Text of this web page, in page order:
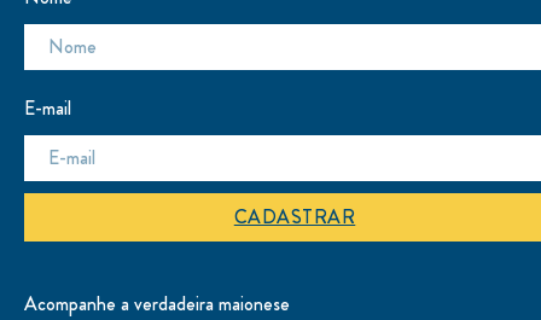
E-mail
CADASTRAR
Acompanhe a verdadeira maionese